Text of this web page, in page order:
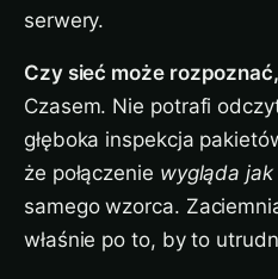
serwery.
Czy sieć może
Czasem. Nie potrafi
głęboka inspekcja
że połączenie wygląda jak
samego wzorca.
właśnie po to, by to